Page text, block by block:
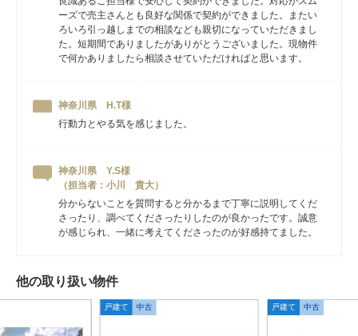
ーズで売主さんとも良好な関係で契約ができました。またい
ろいろ引っ越しまでの相談なども親切になっていただきまし
た。短期間でありましたがありがとうございました。現物件
で何かありましたら相談させていただければと思います。
神奈川県 H.T様
行動力とやる気を感じました。
神奈川県 Y.S様
（担当者：小川 貴大）
分からないことを質問すると分かるまで丁寧に説明してくだ
さったり、調べてくださったりしたのが良かったです。誠意
が感じられ、一緒に考えてくださったのが好感持てました。
他の取り扱い物件
戸建て 中古 戸建て 中古